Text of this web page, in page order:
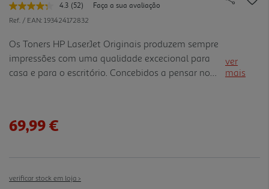
4.3 Leu
52
para
a
mesma
página.
(52)
Faça a sua avaliação
Ref. / EAN: 193424172832
Os Toners HP LaserJet Originais produzem sempre
impressões com uma qualidade excecional para
casa e para o escritório. Concebidos a pensar no
após página Conformidade com os critérios de
qualidade do ar interior nos locais onde trabalha e
vive
ver
mais
69,99 €
verificar stock em loja >